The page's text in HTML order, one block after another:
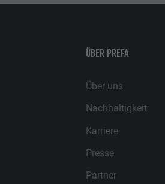
ÜBER PREFA
Über uns
Nachhaltigkeit
Karriere
Presse
Partner